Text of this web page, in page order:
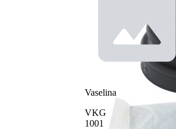
Vaselina
VKG
1001